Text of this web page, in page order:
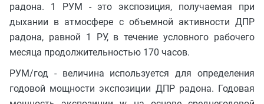
радона. 1 РУМ - это экспозиция, получаемая при
дыхании в атмосфере с объемной активности ДПР
радона, равной 1 РУ, в течение условного рабочего
месяца продолжительностью 170 часов.
РУМ/год - величина используется для определения
годовой мощности экспозиции ДПР радона. Годовая